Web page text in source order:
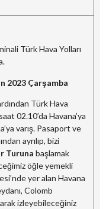
Türk Hava Yolları
2023 Çarşamba
Türk Hava
02.10’da Havana’ya
varış. Pasaport ve
ayrılıp, bizi
Turuna başlamak
öğle yemekli
yer alan Havana
Colomb
izleyebileceğiniz